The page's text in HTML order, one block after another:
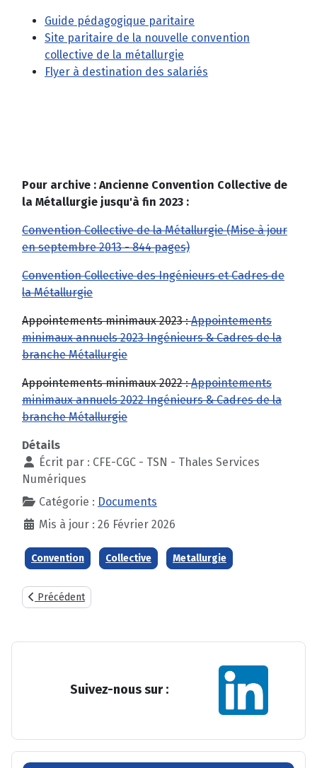
Guide pédagogique paritaire
Site paritaire de la nouvelle convention
collective de la métallurgie
Flyer à destination des salariés
Pour archive : Ancienne Convention Collective de
la Métallurgie jusqu'à fin 2023 :
Convention Collective de la Métallurgie (Mise à jour
en septembre 2013 - 844 pages)
Convention Collective des Ingénieurs et Cadres de
la Métallurgie
Appointements minimaux 2023 :Appointements
minimaux annuels 2023 Ingénieurs & Cadres de la
branche Métallurgie
Appointements minimaux 2022 :Appointements
minimaux annuels 2022 Ingénieurs & Cadres de la
branche Métallurgie
Détails
Écrit par : CFE-CGC - TSN - Thales Services
Numériques
Catégorie : Documents
Mis à jour : 26 Février 2026
Convention Collective Metallurgie
Article précédent : PERCO/PERECO
Précédent
Suivez-nous sur :